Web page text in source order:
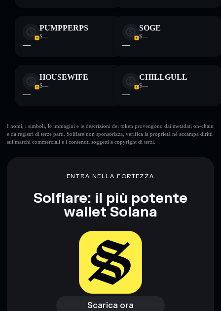
PUMPPERPS
$—
—
SOGE
$—
—
HOUSEWIFE
$—
—
CHILLGULL
$—
—
I nomi, i simboli, le immagini e le descrizioni dei token provengono dai metadati on-chain
e da registri di terze parti. Solflare non sponsorizza, verifica la proprietà né accampa diritti
sui marchi commerciali e i contenuti soggetti a copyright di terzi.
ENTRA NELLA FORTEZZA
Solflare: il più potente
wallet Solana
Scarica ora
Scarica ora
Accedi al wallet